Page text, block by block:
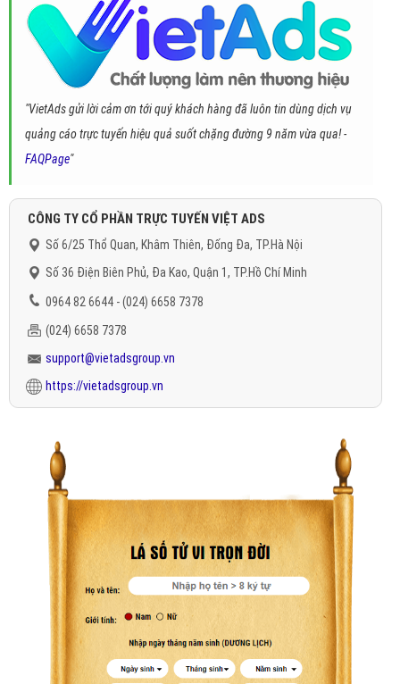
"VietAds gửi lời cảm ơn tới quý khách hàng đã luôn tin dùng dịch vụ
quảng cáo trực tuyến hiệu quả suốt chặng đường 9 năm vừa qua! -
FAQPage"
CÔNG TY CỔ PHẦN TRỰC TUYẾN VIỆT ADS
Số 6/25 Thổ Quan, Khâm Thiên, Đống Đa, TP.Hà Nội
Số 36 Điện Biên Phủ, Đa Kao, Quận 1, TP.Hồ Chí Minh
0964 82 6644 - (024) 6658 7378
(024) 6658 7378
support@vietadsgroup.vn
https://vietadsgroup.vn